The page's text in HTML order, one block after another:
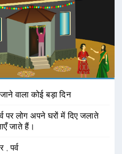
वाला कोई बड़ा दिन
पर लोग अपने घरों में दिए जलाते
जाते हैं।
,पर्व